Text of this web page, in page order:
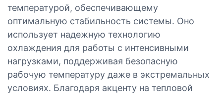
температурой, обеспечивающему
оптимальную стабильность системы. Оно
использует надежную технологию
охлаждения для работы с интенсивными
нагрузками, поддерживая безопасную
рабочую температуру даже в экстремальных
условиях. Благодаря акценту на тепловой